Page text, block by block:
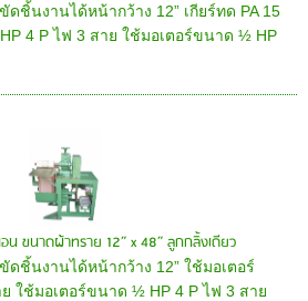
ดชิ้นงานได้หน้ากว้าง 12” เกียร์ทด PA 15
4 P ไฟ 3 สาย ใช้มอเตอร์ขนาด ½ HP
น ขนาดผ้าทราย 12” x 48” ลูกกลิ้งเดียว
ดชิ้นงานได้หน้ากว้าง 12” ใช้มอเตอร์
ใช้มอเตอร์ขนาด ½ HP 4 P ไฟ 3 สาย